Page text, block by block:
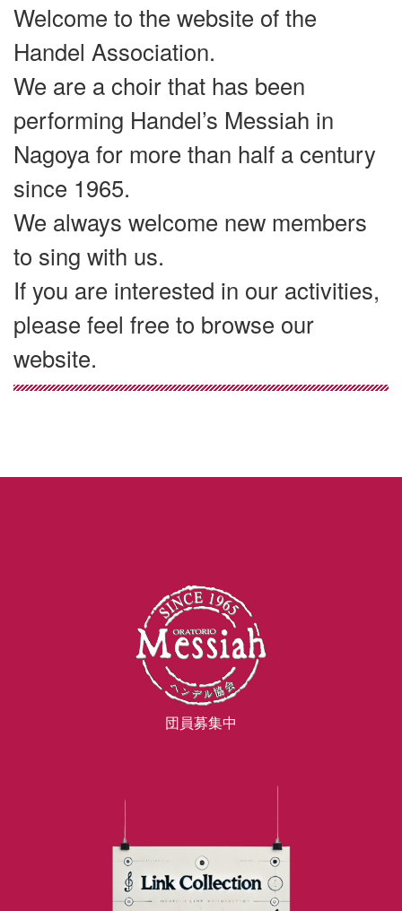
Welcome to the website of the
Handel Association.
We are a choir that has been
performing Handel’s Messiah in
Nagoya for more than half a century
since 1965.
We always welcome new members
to sing with us.
If you are interested in our activities,
please feel free to browse our
website.
団員募集中